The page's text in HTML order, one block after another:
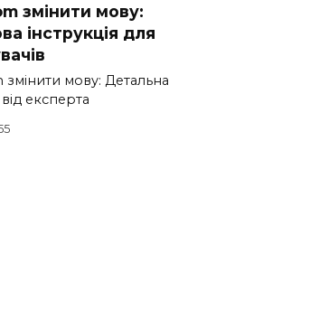
змінити мову:
інструкція для
мову: Детальна
від експерта